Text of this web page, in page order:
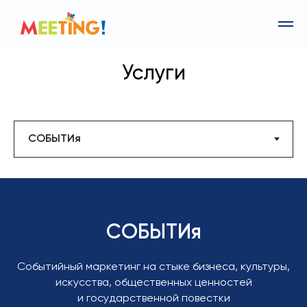
Услуги
СОБЫТИя
Событийный маркетинг на стыке бизнеса, культуры,
искусства, общественных ценностей
и государственной повестки